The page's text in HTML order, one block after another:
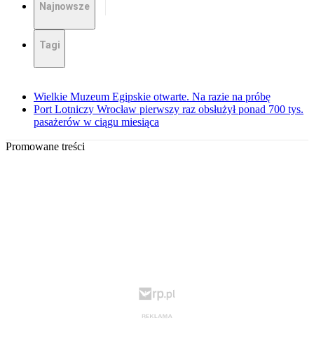
Najnowsze
Tagi
Wielkie Muzeum Egipskie otwarte. Na razie na próbę
Port Lotniczy Wrocław pierwszy raz obsłużył ponad 700 tys.
pasażerów w ciągu miesiąca
Promowane treści